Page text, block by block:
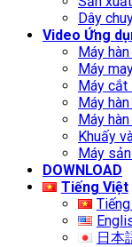
Dây
Video Ứng
Máy
Máy
Máy cắt
Máy
Máy
Khuấy
Máy
DOWNLOAD
Tiếng Việt
日本